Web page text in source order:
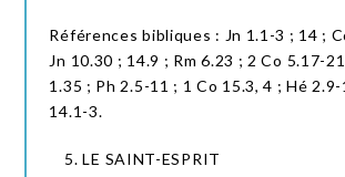
Références bibliques : Jn 1.1-3 ; 14 ;
Jn 10.30 ; 14.9 ; Rm 6.23 ; 2 Co 5.17-
1.35 ; Ph 2.5-11 ; 1 Co 15.3, 4 ; Hé
14.1-3.
LE SAINT-ESPRIT